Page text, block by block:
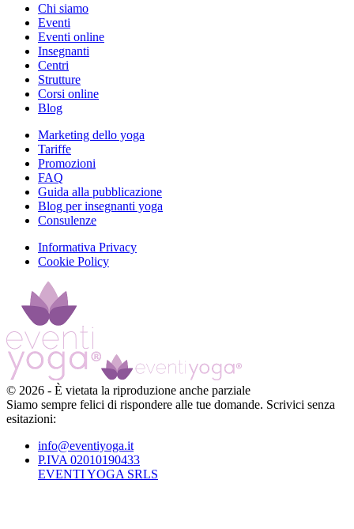
Chi siamo
Eventi
Eventi online
Insegnanti
Centri
Strutture
Corsi online
Blog
Marketing dello yoga
Tariffe
Promozioni
FAQ
Guida alla pubblicazione
Blog per insegnanti yoga
Consulenze
Informativa Privacy
Cookie Policy
© 2026 - È vietata la riproduzione anche parziale
Siamo sempre felici di rispondere alle tue domande. Scrivici senza
esitazioni:
info@eventiyoga.it
P.IVA 02010190433
EVENTI YOGA SRLS